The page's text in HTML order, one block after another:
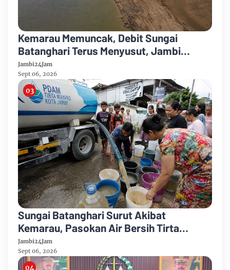
Kemarau Memuncak, Debit Sungai
Batanghari Terus Menyusut, Jambi
Hadapi Ancaman Krisis Air Bersih dan
Karhutla
Jambi24Jam
Sept 06, 2026
Sungai Batanghari Surut Akibat
Kemarau, Pasokan Air Bersih Tirta
Mayang Jambi Keruh
Jambi24Jam
Sept 06, 2026